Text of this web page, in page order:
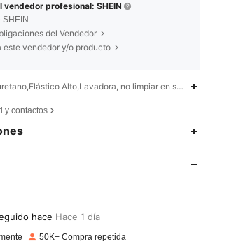
vendedor profesional: SHEIN
SHEIN
del Vendedor
este vendedor y/o producto
Alto,Lavadora, no limpiar en seco
y contactos
127Artículos 123K
50K+ Compra repetida